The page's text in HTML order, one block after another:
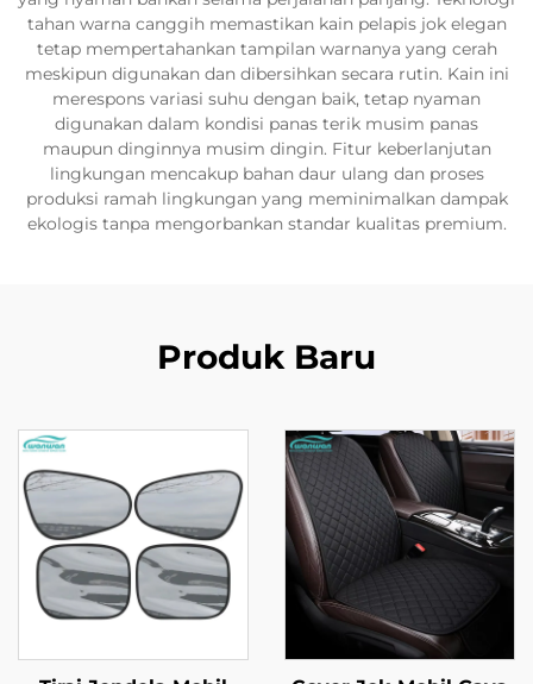
tahan warna canggih memastikan kain pelapis jok elegan
tetap mempertahankan tampilan warnanya yang cerah
meskipun digunakan dan dibersihkan secara rutin. Kain ini
merespons variasi suhu dengan baik, tetap nyaman
digunakan dalam kondisi panas terik musim panas
maupun dinginnya musim dingin. Fitur keberlanjutan
lingkungan mencakup bahan daur ulang dan proses
produksi ramah lingkungan yang meminimalkan dampak
ekologis tanpa mengorbankan standar kualitas premium.
Produk Baru